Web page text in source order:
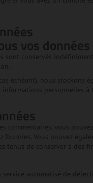
vos données
sont conservés
échéant), nous stockons
personnelles
commentaires, vous
fournies. Vous pouvez
tenus de conserver à des
automatisé de